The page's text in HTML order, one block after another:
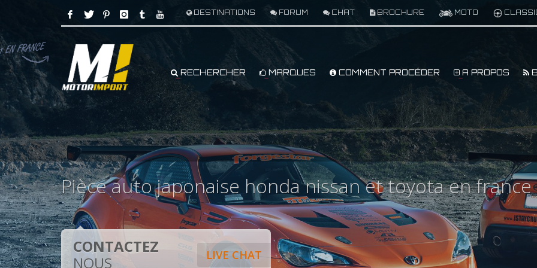
DESTINATIONS FORUM CHAT BROCHURE MOTO
RECHERCHER MARQUES COMMENT PROCÉDER A PROPOS
Pièce auto japonaise honda nissan et toyota en france
LIVE CHAT
CONTACTEZ
NOUS